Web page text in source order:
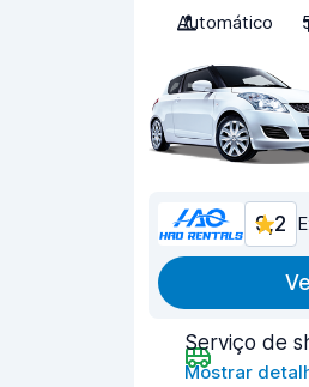
Automático
9,2
Serviço de
Mostrar